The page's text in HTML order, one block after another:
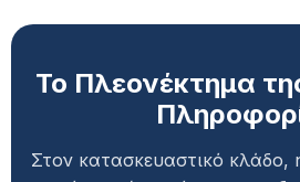
Το Πλεονέκτημα
Στον κατασκευαστικό κλάδο,